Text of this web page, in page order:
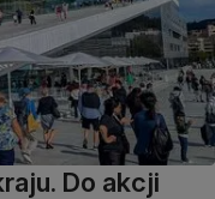
Do akcji